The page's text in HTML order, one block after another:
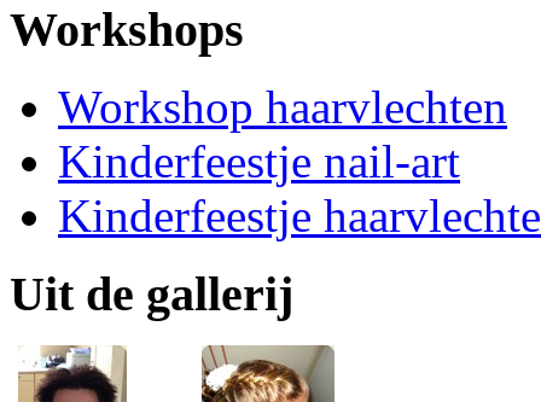
Workshops
Workshop haarvlechten
Kinderfeestje nail-art
Kinderfeestje
Uit de gallerij